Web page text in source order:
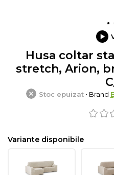
Husa coltar
stretch, Arion,
Stoc epuizat• Brand
Variante disponibile